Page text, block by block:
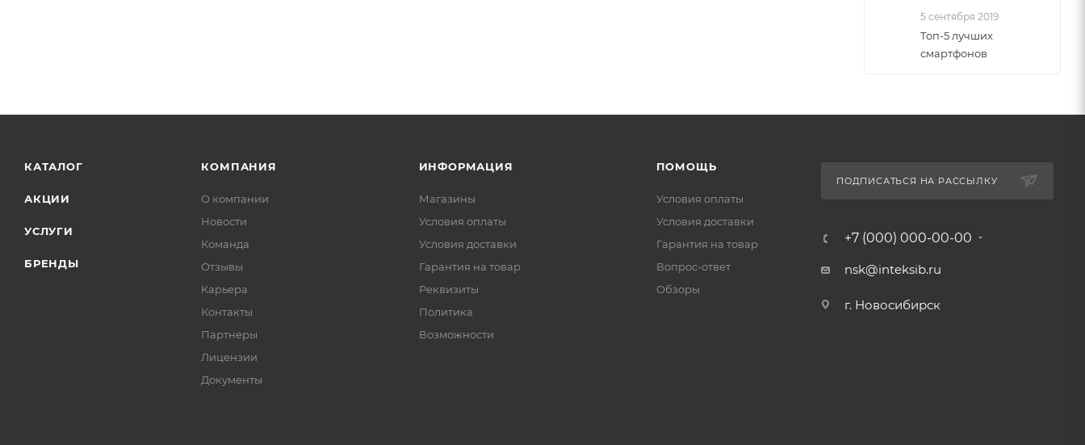
5 сентября 2019
Топ-5 лучших
смартфонов
КАТАЛОГ
АКЦИИ
УСЛУГИ
БРЕНДЫ
КОМПАНИЯ
О компании
Новости
Команда
Отзывы
Карьера
Контакты
Партнеры
Лицензии
Документы
ИНФОРМАЦИЯ
Магазины
Условия оплаты
Условия доставки
Гарантия на товар
Реквизиты
Политика
Возможности
ПОМОЩЬ
Условия оплаты
Условия доставки
Гарантия на товар
Вопрос-ответ
Обзоры
ПОДПИСАТЬСЯ НА РАССЫЛКУ
+7 (000) 000-00-00
nsk@inteksib.ru
г. Новосибирск